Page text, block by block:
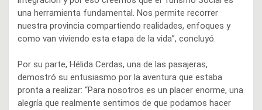
una herramienta fundamental. Nos permite recorrer
nuestra provincia compartiendo realidades, enfoques y
como van viviendo esta etapa de la vida”, concluyó.
Por su parte, Hélida Cerdas, una de las pasajeras,
demostró su entusiasmo por la aventura que estaba
pronta a realizar: “Para nosotros es un placer enorme, una
alegría que realmente sentimos de que podamos hacer